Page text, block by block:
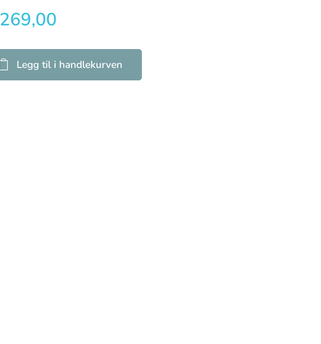
269,00
Legg til i handlekurven